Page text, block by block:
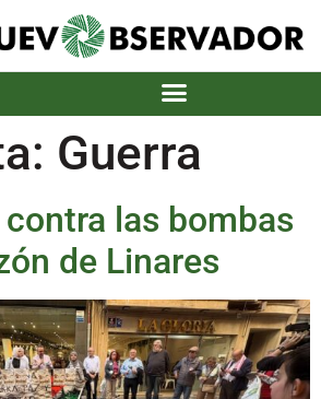
Guerra
las bombas
de Linares